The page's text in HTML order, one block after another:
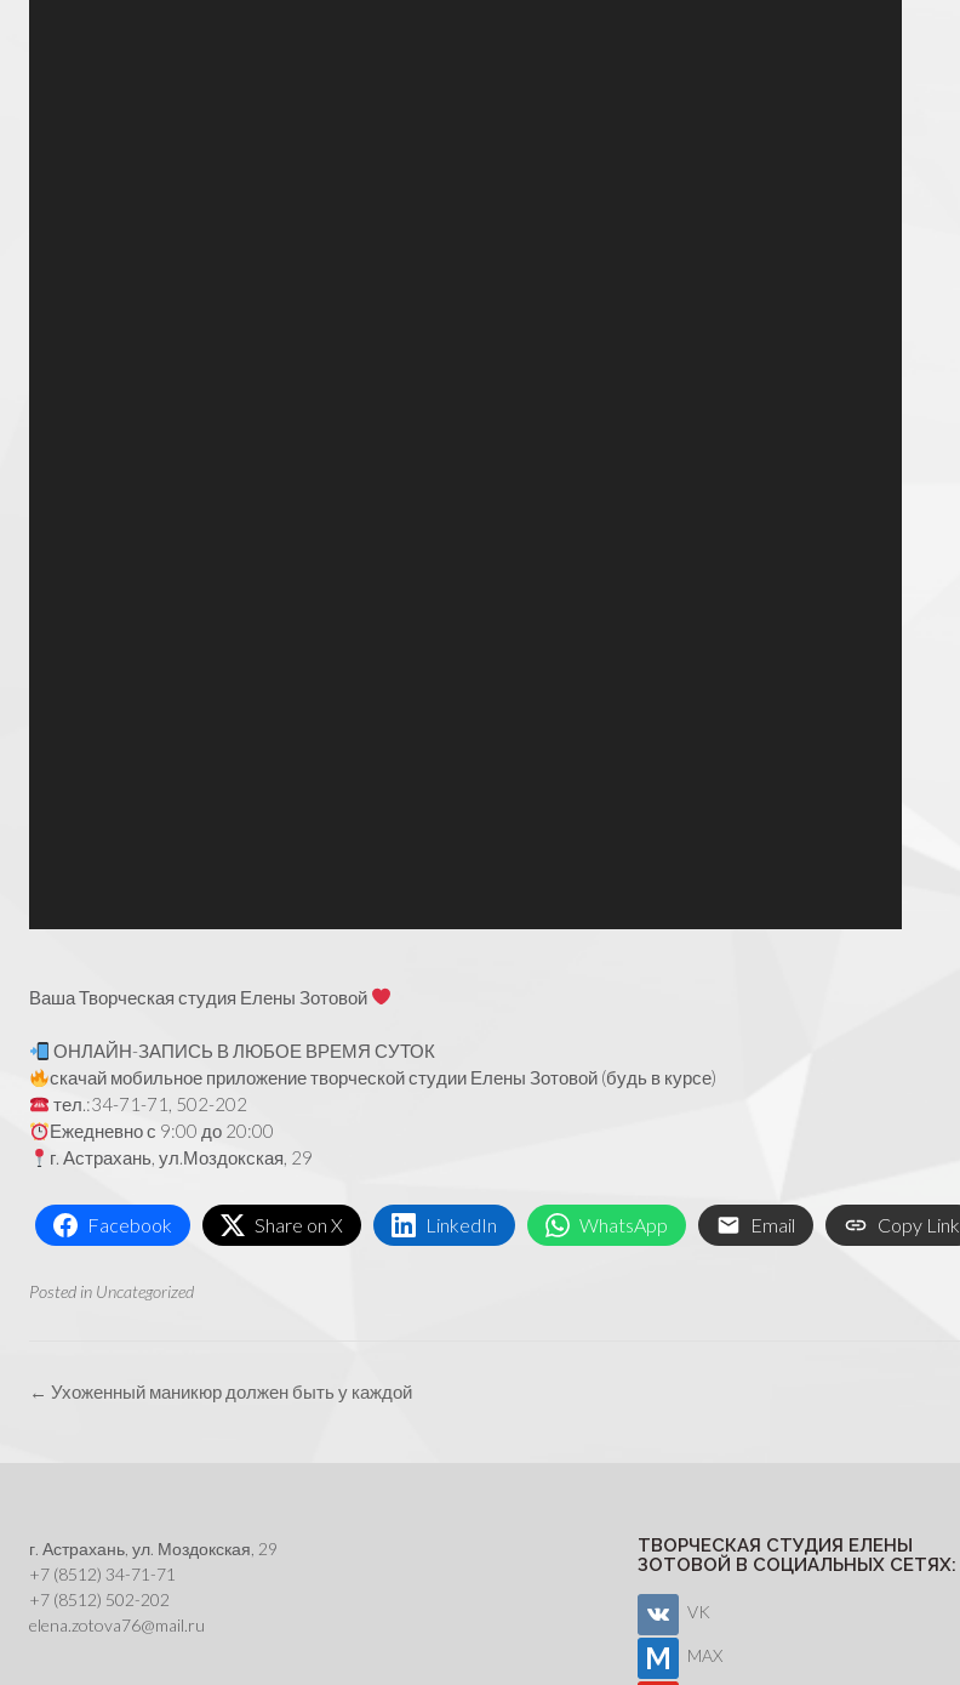
Ваша Творческая студия Елены Зотовой
ОНЛАЙН-ЗАПИСЬ В ЛЮБОЕ ВРЕМЯ СУТОК
скачай мобильное приложение творческой студии Елены Зотовой (будь в курсе)
тел.:34-71-71, 502-202
Ежедневно с 9:00 до 20:00
г. Астрахань, ул.Моздокская, 29
Facebook Share on X LinkedIn WhatsApp Email Copy Link
Posted in Uncategorized
Post
← Ухоженный маникюр должен быть у каждой
г. Астрахань, ул. Моздокская, 29
+7 (8512) 34-71-71
+7 (8512) 502-202
elena.zotova76@mail.ru
ТВОРЧЕСКАЯ СТУДИЯ ЕЛЕНЫ
ЗОТОВОЙ В СОЦИАЛЬНЫХ СЕТЯХ:
VK
MAX